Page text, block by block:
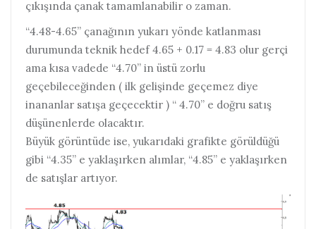
çıkışında çanak tamamlanabilir o zaman.
“4.48-4.65” çanağının yukarı yönde katlanması
durumunda teknik hedef 4.65 + 0.17 = 4.83 olur gerçi
ama kısa vadede “4.70” in üstü zorlu
geçebileceğinden ( ilk gelişinde geçemez diye
inananlar satışa geçecektir ) “ 4.70” e doğru satış
düşünenlerde olacaktır.
Büyük görüntüde ise, yukarıdaki grafikte görüldüğü
gibi “4.35” e yaklaşırken alımlar, “4.85” e yaklaşırken
de satışlar artıyor.